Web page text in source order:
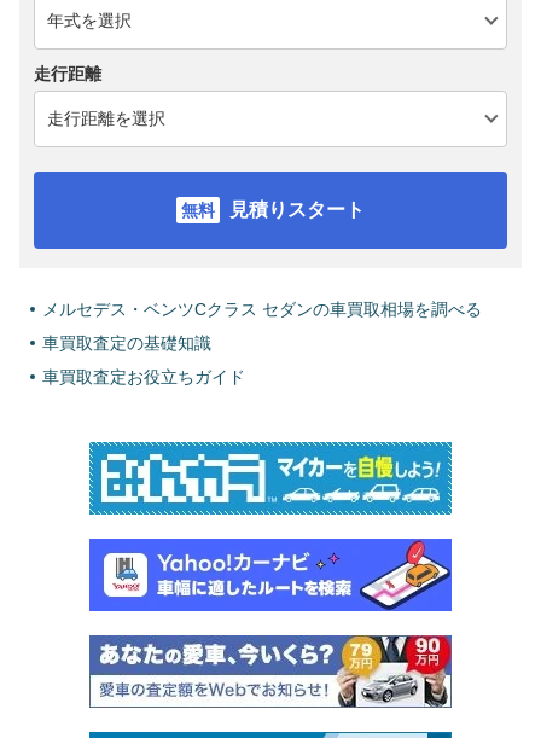
走行距離
見積りスタート
メルセデス・ベンツCクラス セダンの車買取相場を調べる
車買取査定の基礎知識
車買取査定お役立ちガイド